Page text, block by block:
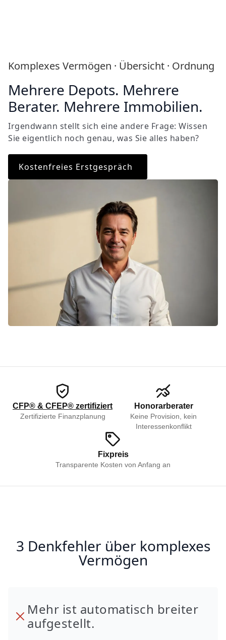
Komplexes Vermögen · Übersicht · Ordnung
Mehrere Depots. Mehrere
Berater. Mehrere Immobilien.
Irgendwann stellt sich eine andere Frage: Wissen
Sie eigentlich noch genau, was Sie alles haben?
Kostenfreies Erstgespräch
CFP® & CFEP® zertifiziert
Zertifizierte Finanzplanung
Honorarberater
Keine Provision, kein
Interessenkonflikt
Fixpreis
Transparente Kosten von Anfang an
3 Denkfehler über komplexes
Vermögen
Mehr ist automatisch breiter
aufgestellt.